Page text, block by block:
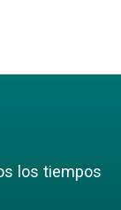
los tiempos